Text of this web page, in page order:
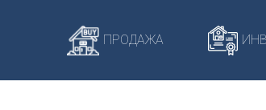
ПРОДАЖА
/home/u757835421/domains/harmonia-